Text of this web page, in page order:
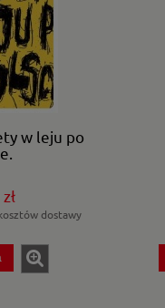
w leju po
dostawy